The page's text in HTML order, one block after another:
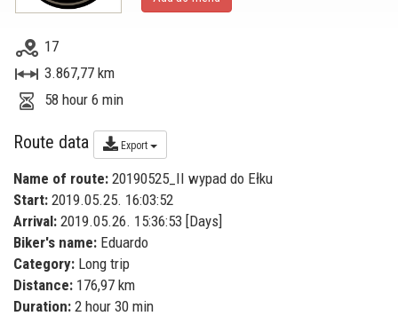
17
3.867,77 km
58 hour 6 min
Route data Export
Name of route: 20190525_II wypad do Ełku
Start: 2019.05.25. 16:03:52
Arrival: 2019.05.26. 15:36:53 [Days]
Biker's name: Eduardo
Category: Long trip
Distance: 176,97 km
Duration: 2 hour 30 min